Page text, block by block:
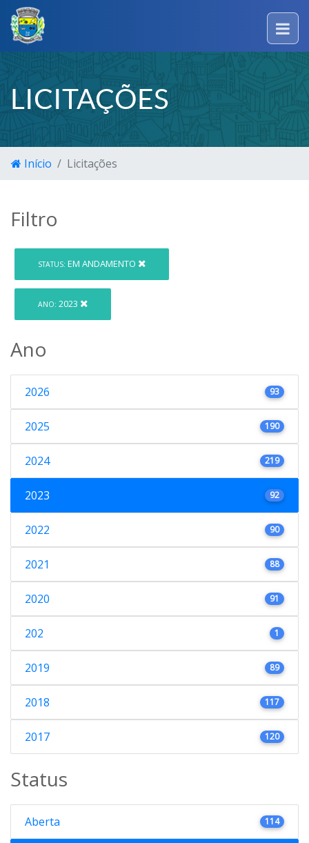
LICITAÇÕES
Início Licitações
Filtro
STATUS: EM ANDAMENTO
ANO: 2023
Ano
2026 93
2025 190
2024 219
2023 92
2022 90
2021 88
2020 91
202 1
2019 89
2018 117
2017 120
Status
Aberta 114